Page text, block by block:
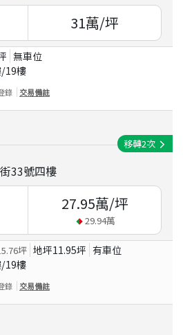
31萬/坪
無車位
/19樓
錄 交易備註
33號四樓
移轉2次
27.95萬/坪
29.94萬
坪 地坪11.95坪 有車位
/19樓
錄 交易備註